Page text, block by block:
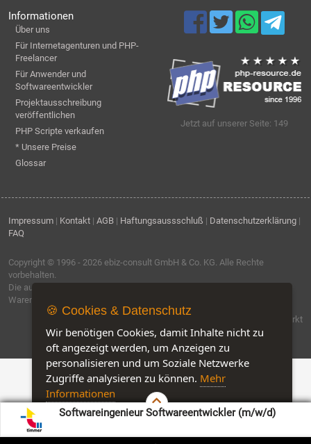
Softwareingenieur Softwareentwickler (m/w/d)
Informationen
Über uns
Für Internetagenturen und PHP-
Freelancer
Für Anwender und
Softwareentwickler
Projektausschreibung
veröffentlichen
PHP Scripte verkaufen
* Unsere Preise
Glossar
Jetzt auf unserer Seite: 149
Impressum | Kontakt | AGB | Haftungsaussschluß | Datenschutzerklärung |
FAQ
Copyright © 1996 - 2026 ebiz-consult GmbH & Co. KG . Alle Rechte
vorbehalten.
Die auf dieser Seite verwendeten Produktbezeichnungen, Namen und
Warenzeichen sind Eigentum der jeweiligen Firmen.
Software by IQ-Markt
🍪 Cookies & Datenschutz
Wir benötigen Cookies, damit Inhalte nicht zu
oft angezeigt werden, um Anzeigen zu
personalisieren und um Soziale Netzwerke
Zugriffe analysieren zu können. Mehr
Informationen
Customise Cookies